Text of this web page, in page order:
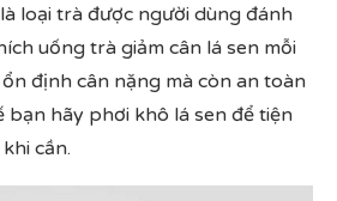
loại trà được người dùng đánh
uống trà giảm cân lá sen mỗi
định cân nặng mà còn an toàn
bạn hãy phơi khô lá sen để tiện
cần.